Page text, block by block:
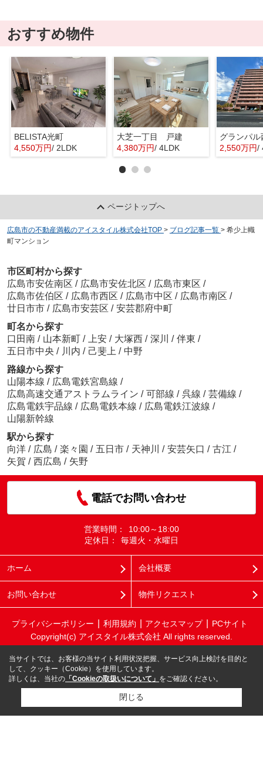
おすすめ物件
BELISTA光町
4,550万円/ 2LDK
大芝一丁目 戸建
4,380万円/ 4LDK
グランパル
2,550万円/
ページトップへ
広島市の不動産満載のアイスタイル株式会社TOP > ブログ記事一覧 > 希少上幟
町マンション
市区町村から探す
広島市安佐南区 / 広島市安佐北区 / 広島市東区 /
広島市佐伯区 / 広島市西区 / 広島市中区 / 広島市南区 /
廿日市市 / 広島市安芸区 / 安芸郡府中町
町名から探す
口田南 / 山本新町 / 上安 / 大塚西 / 深川 / 伴東 /
五日市中央 / 川内 / 己斐上 / 中野
路線から探す
山陽本線 / 広島電鉄宮島線 /
広島高速交通アストラムライン / 可部線 / 呉線 / 芸備線 /
広島電鉄宇品線 / 広島電鉄本線 / 広島電鉄江波線 /
山陽新幹線
駅から探す
向洋 / 広島 / 楽々園 / 五日市 / 天神川 / 安芸矢口 / 古江 /
矢賀 / 西広島 / 矢野
電話でお問い合わせ
営業時間：
10:00～18:00
定休日：
毎週火・水曜日
ホーム 会社概要
お問い合わせ 物件リクエスト
プライバシーポリシー 利用規約 アクセスマップ
PCサイト
Copyright(c) アイスタイル株式会社 All rights reserved.
当サイトでは、お客様の当サイト利用状況把握、サービス向上検討を目的と
して、クッキー（Cookie）を使用しています。
詳しくは、当社の 「Cookieの取扱いについて」 をご確認ください。
閉じる